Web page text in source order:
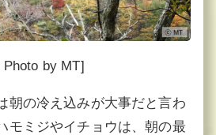
by MT]
朝の冷え込みが大事だと言わ
モミジやイチョウは、朝の最